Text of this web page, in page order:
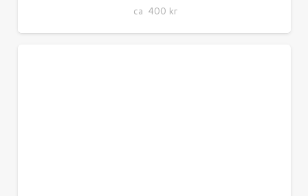
ca 400 kr